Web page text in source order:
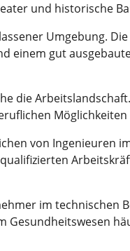
und historische
Umgebung.
einem gut
die
von Ingenieuren
im technischen
Gesundheitswesen